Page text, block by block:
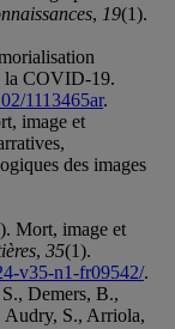
, 19(1).
la COVID-19.
1113465ar.
image et
des images
Mort, image et
, 35(1).
v35-n1-fr09542/.
Demers, B.,
Audry, S., Arriola,